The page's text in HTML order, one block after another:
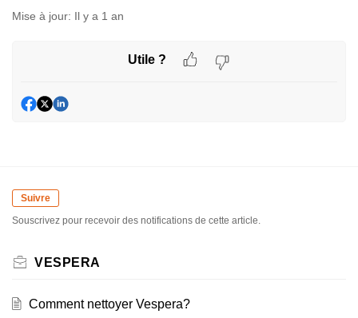
Mise à jour: Il y a 1 an
Utile ?
Suivre
Souscrivez pour recevoir des notifications de cette article.
VESPERA
Comment nettoyer Vespera?